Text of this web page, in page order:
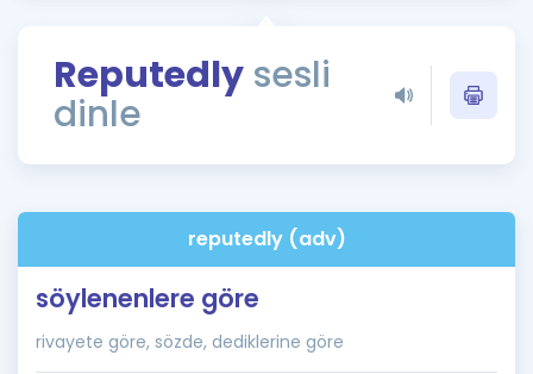
Rehberlik Aracı
ÖSYM Sınav Takvimi
İngilizce Gramer
Reputedly sesli
dinle
reputedly (adv)
söylenenlere göre
rivayete göre, sözde, dediklerine göre